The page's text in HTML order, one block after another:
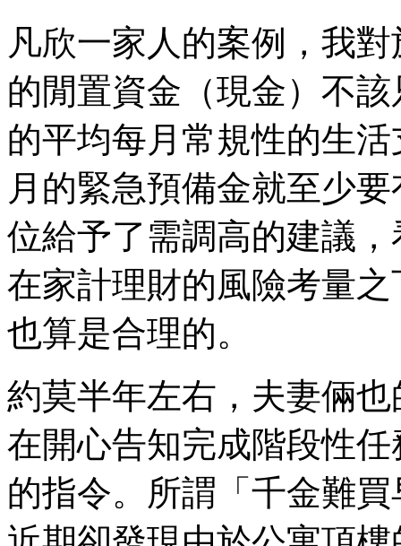
凡欣一家人的案例，我
的閒置資金（現金）不
的平均每月常規性的生
月的緊急預備金就至少
位給予了需調高的建議
在家計理財的風險考量
也算是合理的。
約莫半年左右，夫妻倆
在開心告知完成階段性
的指令。所謂「千金難